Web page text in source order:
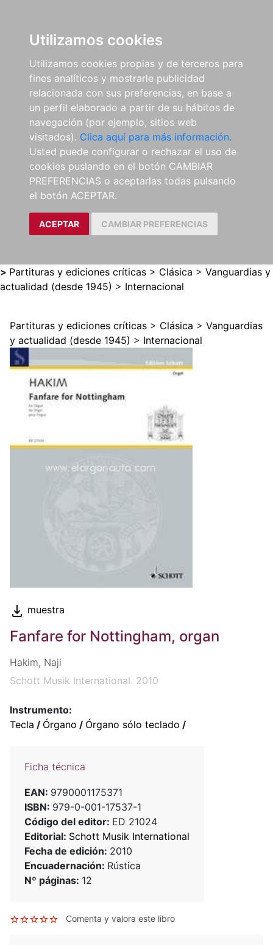
Utilizamos cookies
Utilizamos cookies propias y de terceros para
fines analíticos y mostrarle publicidad
relacionada con sus preferencias, en base a
un perfil elaborado a partir de su hábitos de
navegación (por ejemplo, sitios web
visitados). Clica aquí para más información.
Usted puede configurar o rechazar el uso de
cookies puslando en el botón CAMBIAR
PREFERENCIAS o aceptarlas todas pulsando
el botón ACEPTAR.
ACEPTAR CAMBIAR PREFERENCIAS
> Partituras y ediciones críticas > Clásica > Vanguardias y
actualidad (desde 1945) > Internacional
Partituras y ediciones críticas > Clásica > Vanguardias
y actualidad (desde 1945) > Internacional
muestra
Fanfare for Nottingham, organ
Hakim, Naji
Schott Musik International. 2010
Instrumento:
Tecla / Órgano / Órgano sólo teclado /
Ficha técnica
EAN: 9790001175371
ISBN: 979-0-001-17537-1
Código del editor: ED 21024
Editorial: Schott Musik International
Fecha de edición: 2010
Encuadernación: Rústica
Nº páginas: 12
Comenta y valora este libro